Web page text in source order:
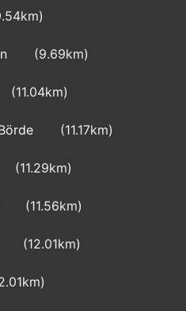
(9.69km)
(11.04km)
(11.17km)
(11.29km)
(11.56km)
(12.01km)